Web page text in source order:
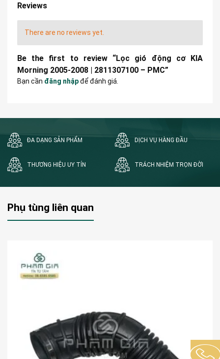
Reviews
There are no reviews yet.
Be the first to review “Lọc gió động cơ KIA
Morning 2005-2008 | 2811307100 – PMC”
Bạn cần đăng nhậpđể đánh giá.
ĐA DẠNG SẢN PHẨM DỊCH VỤ HÀNG ĐẦU
THƯƠNG HIỆU UY TÍN TRÁCH NHIỆM TRỌN ĐỜI
Phụ tùng liên quan